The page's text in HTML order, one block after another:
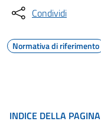
Condividi
Normativa di riferimento
INDICE DELLA PAGINA